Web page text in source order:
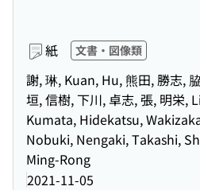
紙 文書・図像類
謝, 琳, Kuan, Hu, 熊田, 勝志,
垣, 信樹, 下川, 卓志, 張, 明栄,
Kumata, Hidekatsu,
Nobuki, Nengaki, Takashi,
Ming-Rong
2021-11-05